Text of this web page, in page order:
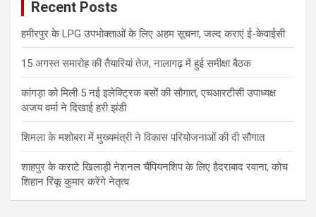
Recent Posts
हमीरपुर के LPG उपभोक्ताओं के लिए अहम सूचना, जल्द कराएं ई-केवाईसी
15 अगस्त समारोह की तैयारियां तेज, नालागढ़ में हुई समीक्षा बैठक
कांगड़ा को मिली 5 नई इलेक्ट्रिक बसों की सौगात, एचआरटीसी उपाध्यक्ष
अजय वर्मा ने दिखाई हरी झंडी
शिमला के मशोबरा में मुख्यमंत्री ने विकास परियोजनाओं की दी सौगात
शाहपुर के कराटे खिलाड़ी नेशनल चैंपियनशिप के लिए हैदराबाद रवाना, कोच
शिहान रिंकू कुमार करेंगे नेतृत्व